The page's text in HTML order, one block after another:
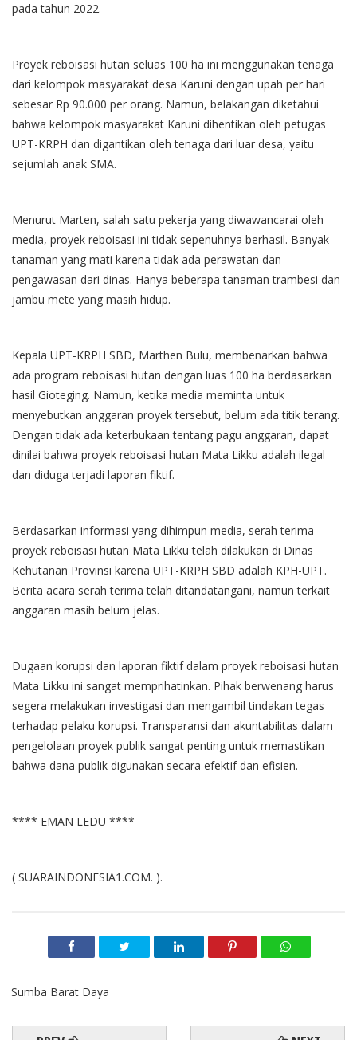
pada tahun 2022.
Proyek reboisasi hutan seluas 100 ha ini menggunakan tenaga
dari kelompok masyarakat desa Karuni dengan upah per hari
sebesar Rp 90.000 per orang. Namun, belakangan diketahui
bahwa kelompok masyarakat Karuni dihentikan oleh petugas
UPT-KRPH dan digantikan oleh tenaga dari luar desa, yaitu
sejumlah anak SMA.
Menurut Marten, salah satu pekerja yang diwawancarai oleh
media, proyek reboisasi ini tidak sepenuhnya berhasil. Banyak
tanaman yang mati karena tidak ada perawatan dan
pengawasan dari dinas. Hanya beberapa tanaman trambesi dan
jambu mete yang masih hidup.
Kepala UPT-KRPH SBD, Marthen Bulu, membenarkan bahwa
ada program reboisasi hutan dengan luas 100 ha berdasarkan
hasil Gioteging. Namun, ketika media meminta untuk
menyebutkan anggaran proyek tersebut, belum ada titik terang.
Dengan tidak ada keterbukaan tentang pagu anggaran, dapat
dinilai bahwa proyek reboisasi hutan Mata Likku adalah ilegal
dan diduga terjadi laporan fiktif.
Berdasarkan informasi yang dihimpun media, serah terima
proyek reboisasi hutan Mata Likku telah dilakukan di Dinas
Kehutanan Provinsi karena UPT-KRPH SBD adalah KPH-UPT.
Berita acara serah terima telah ditandatangani, namun terkait
anggaran masih belum jelas.
Dugaan korupsi dan laporan fiktif dalam proyek reboisasi hutan
Mata Likku ini sangat memprihatinkan. Pihak berwenang harus
segera melakukan investigasi dan mengambil tindakan tegas
terhadap pelaku korupsi. Transparansi dan akuntabilitas dalam
pengelolaan proyek publik sangat penting untuk memastikan
bahwa dana publik digunakan secara efektif dan efisien.
**** EMAN LEDU ****
( SUARAINDONESIA1.COM. ).
Sumba Barat Daya